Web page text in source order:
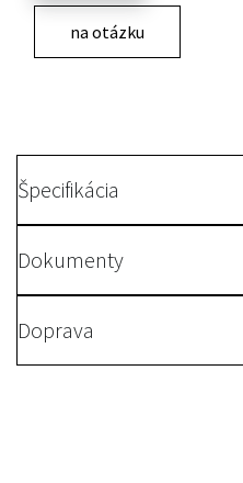
na otázku
Špecifikácia
Dokumenty
Doprava